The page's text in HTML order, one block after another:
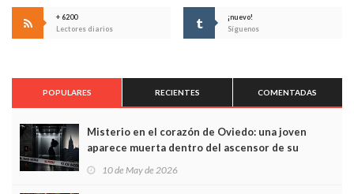
+ 6200
Lectores diarios
¡nuevo!
Síguenos
POPULARES RECIENTES COMENTADAS
Misterio en el corazón de Oviedo: una joven
aparece muerta dentro del ascensor de su
edificio y las cámaras captan sus últimos minutos
10 de May de 2026